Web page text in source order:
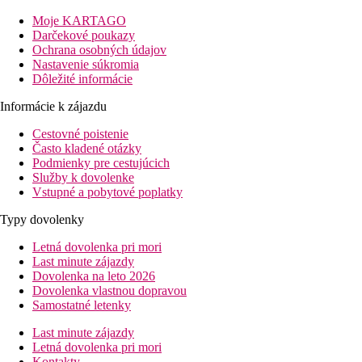
Popis izby
Dvojlôžková izba:
35m²
kúpeľňa/WC (sušič vlasov)
manžeská posteľ (king size) alebo 2 samostatné postele
klimatizácia
telefón
minichladnička
trezor
žehlička a žehliaca doska
balkón alebo terasa
dospelí a 2 deti)
Ostatné typy izieb(pokiaľ nie je uvedené inak, majú izby
vyššie uvedené vybavenie)
Dvojlôžková izba Superior:
Popis hotela
Moje KARTAGO
Darčekové poukazy
Ochrana osobných údajov
Nastavenie súkromia
Dôležité informácie
Informácie k zájazdu
Cestovné poistenie
Často kladené otázky
Podmienky pre cestujúcich
Služby k dovolenke
Vstupné a pobytové poplatky
Typy dovolenky
Letná dovolenka pri mori
Last minute zájazdy
Dovolenka na leto 2026
Dovolenka vlastnou dopravou
Samostatné letenky
Last minute zájazdy
Letná dovolenka pri mori